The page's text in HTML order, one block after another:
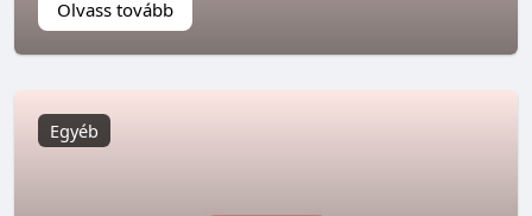
Olvass tovább
Egyéb